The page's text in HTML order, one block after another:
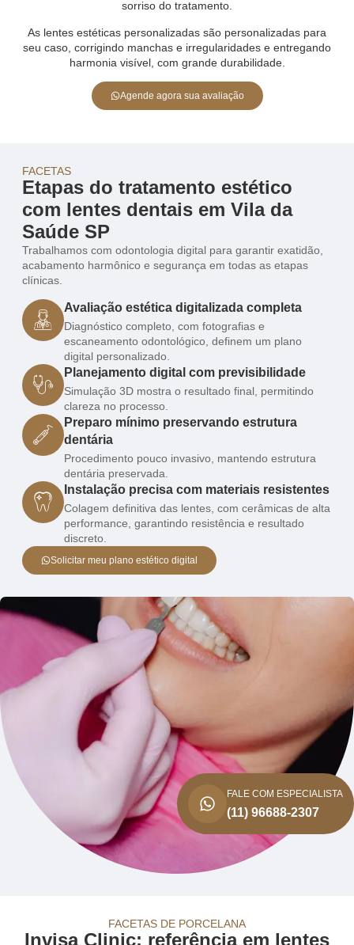
sorriso do tratamento.
As lentes estéticas personalizadas são personalizadas para
seu caso, corrigindo manchas e irregularidades e entregando
harmonia visível, com grande durabilidade.
Agende agora sua avaliação
FACETAS
Etapas do tratamento estético
com lentes dentais em Vila da
Saúde SP
Trabalhamos com odontologia digital para garantir exatidão,
acabamento harmônico e segurança em todas as etapas
clínicas.
Avaliação estética digitalizada completa
Diagnóstico completo, com fotografias e
escaneamento odontológico, definem um plano
digital personalizado.
Planejamento digital com previsibilidade
Simulação 3D mostra o resultado final, permitindo
clareza no processo.
Preparo mínimo preservando estrutura
dentária
Procedimento pouco invasivo, mantendo estrutura
dentária preservada.
Instalação precisa com materiais resistentes
Colagem definitiva das lentes, com cerâmicas de alta
performance, garantindo resistência e resultado
discreto.
Solicitar meu plano estético digital
FALE COM ESPECIALISTA
(11) 96688-2307
FACETAS DE PORCELANA
Invisa Clinic: referência em lentes